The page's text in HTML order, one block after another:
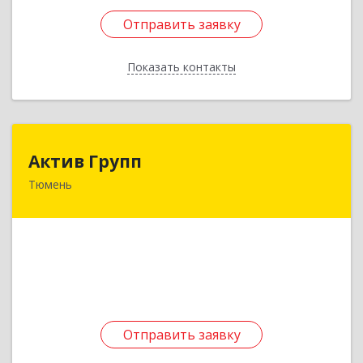
Отправить заявку
Показать контакты
Отправить заявку
Назад
Актив Групп
Тюмень
Отправить заявку
625003, Тюменская обл, Тюмень г, Семакова
Отправить заявку